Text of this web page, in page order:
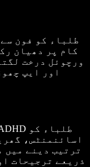
کام پر دھیان
ورچوئل درخت
اور ایپ
اسائنمنٹس،
ترتیب دینے میں
ذریعے ترجیحات